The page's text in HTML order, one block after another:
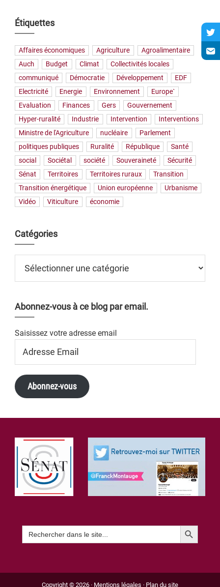
Étiquettes
Affaires économiques Agriculture
Agroalimentaire
Auch
Budget Climat
Collectivités locales
communiqué
Démocratie Développement
EDF
Electricité
Energie Environnement
Europe`
Evaluation
Finances Gers
Gouvernement
Hyper-ruralité
Industrie Intervention
Interventions
Ministre de l'Agriculture
nucléaire
Parlement
politiques publiques
Ruralité République
Santé
social
Sociétal société Souveraineté
Sécurité
Sénat
Territoires Territoires ruraux
Transition
Transition énergétique
Union européenne
Urbanisme
Vidéo
Viticulture économie
Catégories
Abonnez-vous à ce blog par email.
Saisissez votre adresse email
Email
Abonnez-vous
Footer
Search
for:
Search Button
Copyright © 2026 · Mentions légales · Plan du site